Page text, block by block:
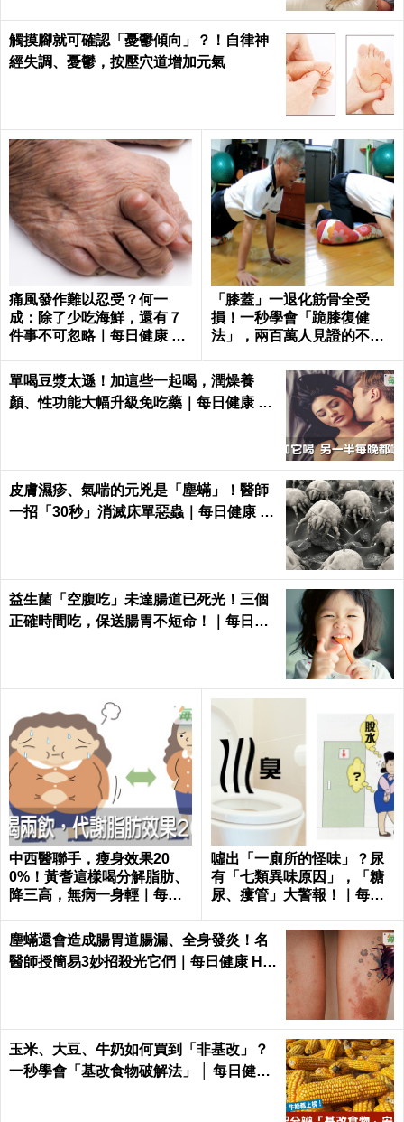
觸摸腳就可確認「憂鬱傾向」？！自律神
經失調、憂鬱，按壓穴道增加元氣
痛風發作難以忍受？何一
成：除了少吃海鮮，還有７
件事不可忽略｜每日健康 He
「膝蓋」一退化筋骨全受
損！一秒學會「跪膝復健
法」，兩百萬人見證的不老
單喝豆漿太遜！加這些一起喝，潤燥養
顏、性功能大幅升級免吃藥｜每日健康 He
皮膚濕疹、氣喘的元兇是「塵蟎」！醫師
一招「30秒」消滅床單惡蟲｜每日健康 H
益生菌「空腹吃」未達腸道已死光！三個
正確時間吃，保送腸胃不短命！｜每日健
中西醫聯手，瘦身效果20
0%！黃耆這樣喝分解脂肪、
降三高，無病一身輕｜每日
噓出「一廁所的怪味」？尿
有「七類異味原因」，「糖
尿、瘻管」大警報！｜每日
塵蟎還會造成腸胃道腸漏、全身發炎！名
醫師授簡易3妙招殺光它們｜每日健康 He
玉米、大豆、牛奶如何買到「非基改」？
一秒學會「基改食物破解法」 │ 每日健康